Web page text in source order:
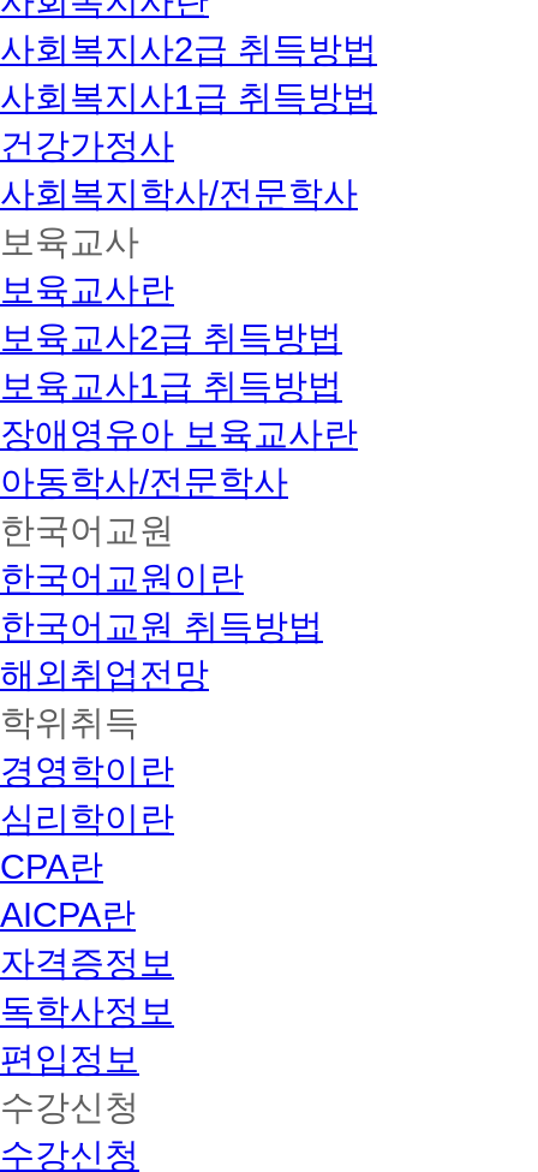
시
오
픈!
1:1
을
넘
어
선
학
습
맞
춤
1:2
학
습
자
관
리
입
평
생
회
원
제
도
임
무
료
복
습
수
강
가
능)
교
육
부
평
가
인
정
신
전
과
목
인
가
→
총
80
사회복지사2급 취득방법
사회복지사1급 취득방법
건강가정사
사회복지학사/전문학사
보육교사
보육교사란
보육교사2급 취득방법
보육교사1급 취득방법
장애영유아 보육교사란
아동학사/전문학사
한국어교원
한국어교원이란
한국어교원 취득방법
해외취업전망
학위취득
경영학이란
심리학이란
CPA란
AICPA란
자격증정보
독학사정보
편입정보
수강신청
수강신청